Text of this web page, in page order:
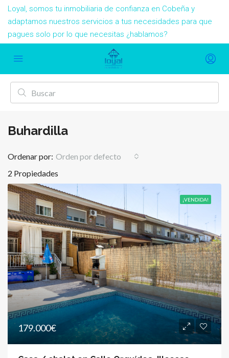
Loyal, somos tu inmobiliaria de confianza en Cobeña y
adaptamos nuestros servicios a tus necesidades para que
pagues solo por lo que necesitas ¿hablamos?
Buhardilla
2 Propiedades
Ordenar por: Orden por defecto
¡VENDIDA!
179.000€